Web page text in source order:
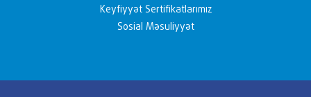
Keyfiyyət Sertifikatlarımız
Sosial Məsuliyyət